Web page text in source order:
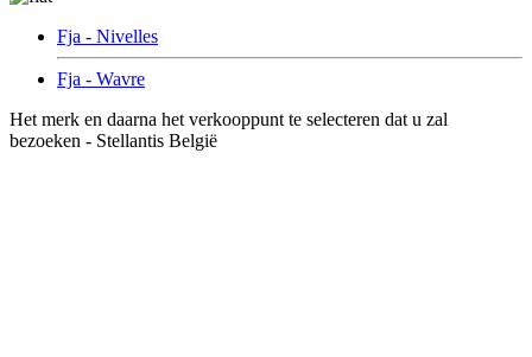
Fja - Nivelles
Fja - Wavre
Het merk en daarna het verkooppunt te selecteren dat u zal
bezoeken - Stellantis België